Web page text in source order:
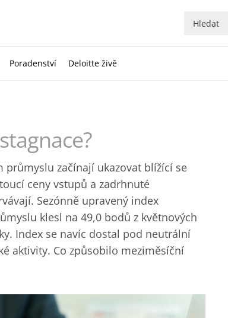
Poradenství Deloitte živě
průmyslu začínají ukazovat blížící se
ceny vstupů a zadrhnuté
Sezónně upravený index
klesl na 49,0 bodů z květnových
Index se navíc dostal pod neutrální
aktivity. Co způsobilo meziměsíční